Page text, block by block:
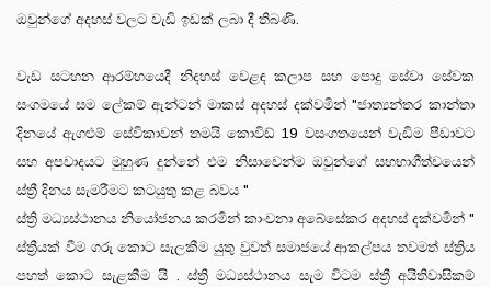
ඔවුන්ගේ අදහස් වලට වැඩි ඉඩක් ලබා දී තිබණි.
වැඩ සටහන ආරම්හයෙදී නිදහස් වෙළඳ කලාප සහ පොදු සේවා සේවක
සංගමයේ සම ලේකම් ඇන්ටන් මාකස් අදහස් දක්වමින් "ජාත්‍යන්තර කාන්තා
දිනයේ ඇගළුම් සේවිකාවන් තමයි කොවිඩ් 19 වසංගතයෙන් වැඩිම පීඩාවට
සහ අපවාදයට මුහුණ දුන්නේ එම නිසාවෙන්ම ඔවුන්ගේ සහභාගීත්වයෙන්
ස්ත්‍රී දිනය සැමරීමට කටයුතු කළ බවය "
ස්ත්‍රි මධ්‍යස්ථානය නියෝජනය කරමින් කාංචනා අබේසේකර අදහස් දක්වමින් "
ස්ත්‍රීයක් වීම ගරු කොට සැලකීම යුතු වුවත් සමාජයේ ආකල්පය තවමත් ස්ත්‍රිය
පහත් කොට සැළකීම යි . ස්ත්‍රි මධ්‍යස්ථානය සැම විටම ස්ත්‍රී අයිතිවාසිකම්